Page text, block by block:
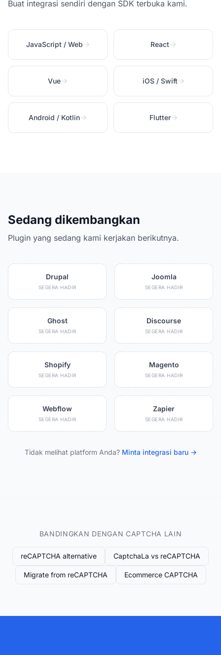
Buat integrasi sendiri dengan SDK terbuka kami.
JavaScript / Web React
Vue iOS / Swift
Android / Kotlin Flutter
Sedang dikembangkan
Plugin yang sedang kami kerjakan berikutnya.
Drupal
SEGERA HADIR
Joomla
SEGERA HADIR
Ghost
SEGERA HADIR
Discourse
SEGERA HADIR
Shopify
SEGERA HADIR
Magento
SEGERA HADIR
Webflow
SEGERA HADIR
Zapier
SEGERA HADIR
Tidak melihat platform Anda? Minta integrasi baru →
BANDINGKAN DENGAN CAPTCHA LAIN
reCAPTCHA alternative CaptchaLa vs reCAPTCHA
Migrate from reCAPTCHA Ecommerce CAPTCHA